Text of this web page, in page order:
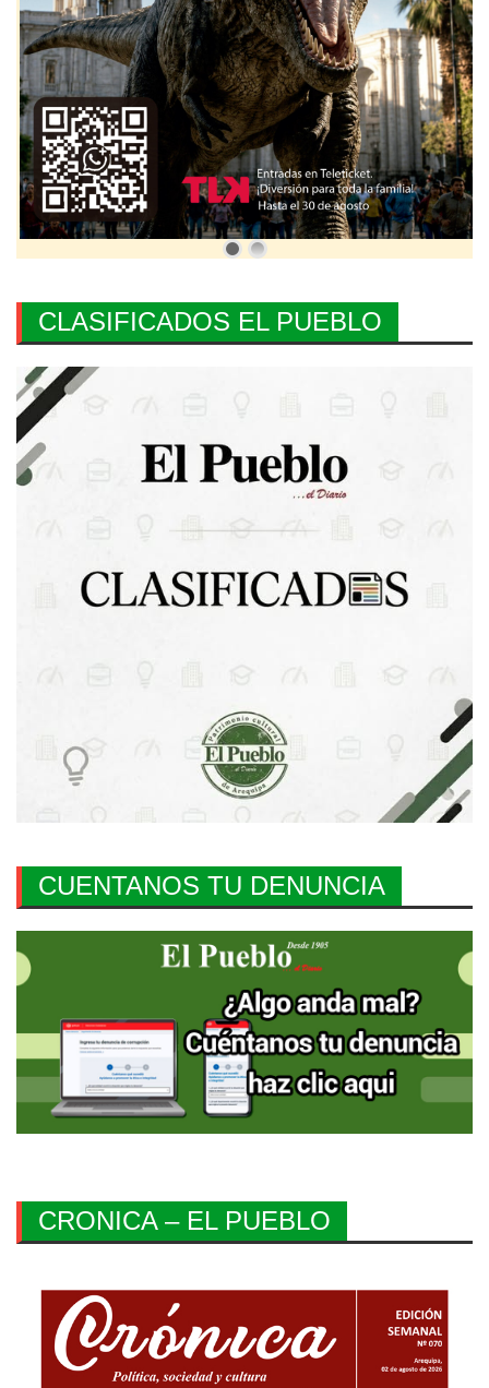
CLASIFICADOS EL PUEBLO
CUENTANOS TU DENUNCIA
CRONICA – EL PUEBLO